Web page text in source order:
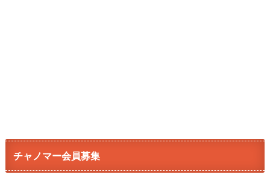
チャノマー会員募集